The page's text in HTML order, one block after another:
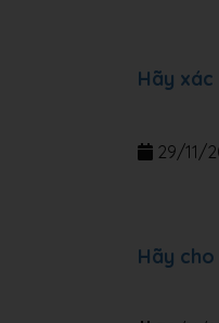
Hãy
29/11/
Hãy